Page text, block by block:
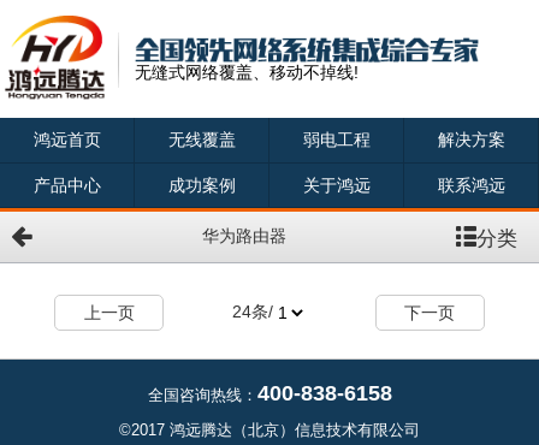
无缝式网络覆盖、移动不掉线!
鸿远首页 无线覆盖 弱电工程 解决方案
产品中心 成功案例 关于鸿远 联系鸿远
华为路由器 分类
上一页 24条/ 下一页
全国咨询热线： 400-838-6158
©2017 鸿远腾达（北京）信息技术有限公司